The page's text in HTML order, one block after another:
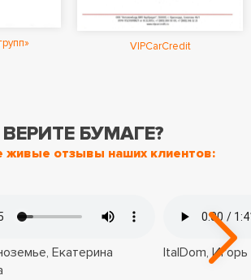
VIPCarCredit
БУМАГЕ?
живые отзывы наших клиентов:
Екатерина
ItalDom, Игорь